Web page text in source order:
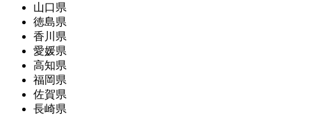
山口県
徳島県
香川県
愛媛県
高知県
福岡県
佐賀県
長崎県